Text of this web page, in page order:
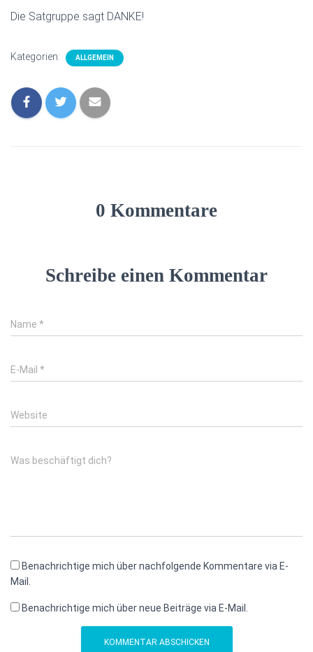
Die Satgruppe sagt DANKE!
Kategorien: ALLGEMEIN
0 Kommentare
Schreibe einen Kommentar
Name *
E-Mail *
Website
Was beschäftigt dich?
Benachrichtige mich über nachfolgende Kommentare via E-
Mail.
Benachrichtige mich über neue Beiträge via E-Mail.